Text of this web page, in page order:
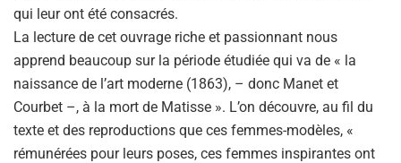
qui leur ont été consacrés.
La lecture de cet ouvrage riche et passionnant nous
apprend beaucoup sur la période étudiée qui va de « la
naissance de l’art moderne (1863), – donc Manet et
Courbet –, à la mort de Matisse ». L’on découvre, au fil du
texte et des reproductions que ces femmes-modèles, «
rémunérées pour leurs poses, ces femmes inspirantes ont